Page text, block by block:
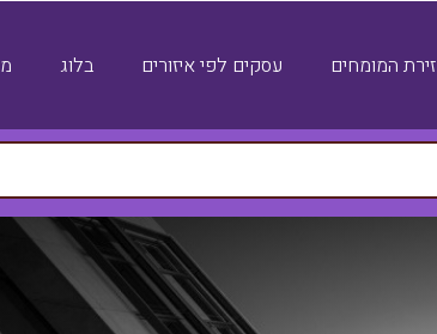
זירת המומחים עסקים לפי איזורים בלוג